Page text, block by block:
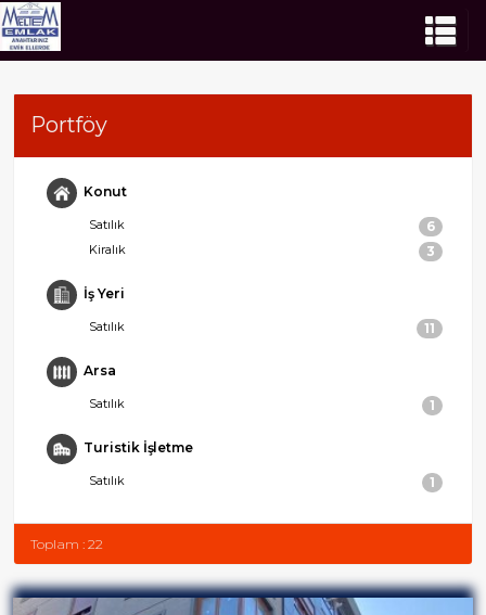
Portföy
Konut
Satılık 6
Kiralık 3
İş Yeri
Satılık 11
Arsa
Satılık 1
Turistik İşletme
Satılık 1
Toplam : 22